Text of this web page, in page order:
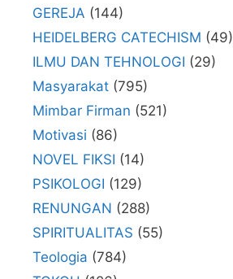
GEREJA (144)
HEIDELBERG CATECHISM (49)
ILMU DAN TEHNOLOGI (29)
Masyarakat (795)
Mimbar Firman (521)
Motivasi (86)
NOVEL FIKSI (14)
PSIKOLOGI (129)
RENUNGAN (288)
SPIRITUALITAS (55)
Teologia (784)